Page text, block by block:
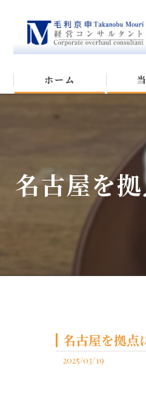
ホーム
名古屋を
名古屋を拠点
2025/03/19